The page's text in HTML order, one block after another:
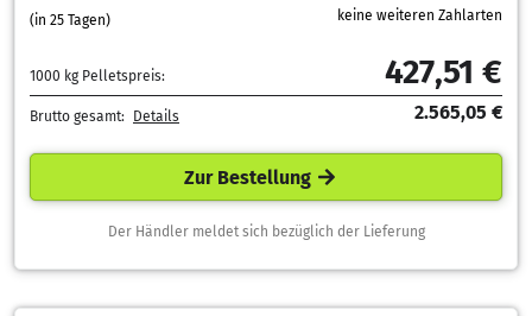
(in 25 Tagen)
keine weiteren Zahlarten
1000 kg Pelletspreis: 427,51 €
Brutto gesamt: Details 2.565,05 €
Zur Bestellung
Der Händler meldet sich bezüglich der Lieferung